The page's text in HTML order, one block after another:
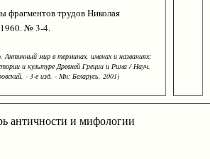
фрагментов трудов Николая
№ 3-4.
мир в терминах, именах и названиях:
и культуре Древней Греции и Рима / Науч.
- 3-е изд. - Мн: Беларусь, 2001)
античности и мифологии